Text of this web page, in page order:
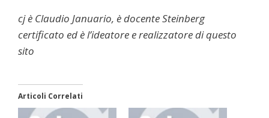
cj è Claudio Januario, è docente Steinberg
certificato ed è l’ideatore e realizzatore di questo
sito
Articoli Correlati